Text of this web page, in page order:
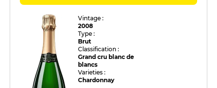
Vintage :
2008
Type :
Brut
Classification :
Grand cru blanc de
blancs
Varieties :
Chardonnay